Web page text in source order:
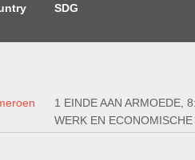
SDG
1 EINDE AAN ARMOEDE,
WERK EN